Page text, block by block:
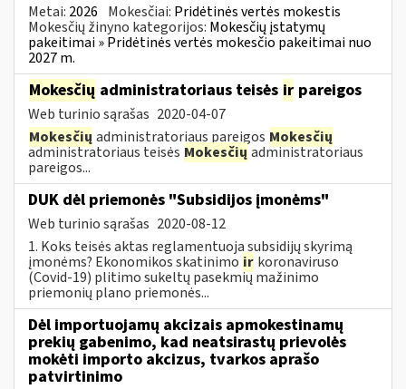
Metai: 2026 Mokesčiai: Pridėtinės vertės mokestis
Mokesčių žinyno kategorijos: Mokesčių įstatymų
pakeitimai » Pridėtinės vertės mokesčio pakeitimai nuo
2027 m.
Mokesčių administratoriaus teisės ir pareigos
Web turinio sąrašas 2020-04-07
Mokesčių administratoriaus pareigos Mokesčių
administratoriaus teisės Mokesčių administratoriaus
pareigos...
DUK dėl priemonės "Subsidijos įmonėms"
Web turinio sąrašas 2020-08-12
1. Koks teisės aktas reglamentuoja subsidijų skyrimą
įmonėms? Ekonomikos skatinimo ir koronaviruso
(Covid-19) plitimo sukeltų pasekmių mažinimo
priemonių plano priemonės...
Dėl importuojamų akcizais apmokestinamų
prekių gabenimo, kad neatsirastų prievolės
mokėti importo akcizus, tvarkos aprašo
patvirtinimo